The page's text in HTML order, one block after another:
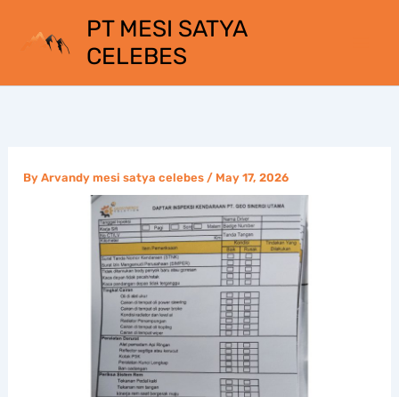
PT MESI SATYA
CELEBES
ByArvandy mesi satya celebes / May 17, 2026